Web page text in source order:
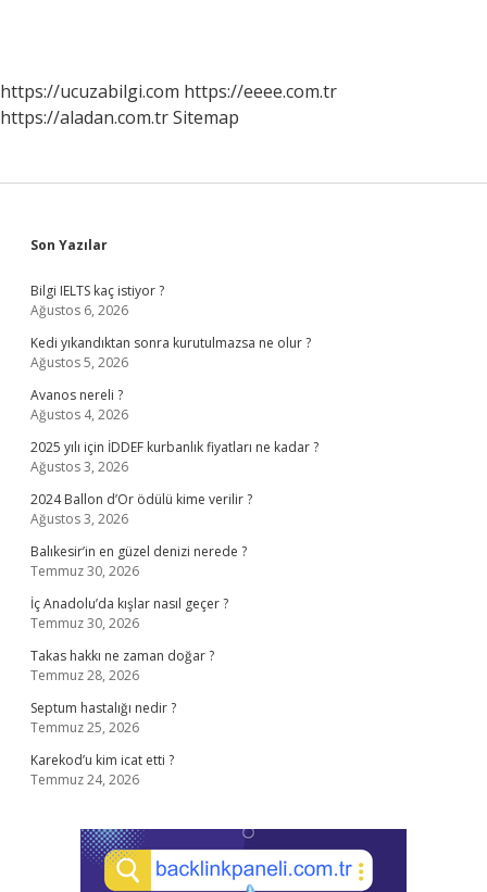
https://ucuzabilgi.com https://eeee.com.tr
https://aladan.com.trSitemap
Sidebar
Son Yazılar
Bilgi IELTS kaç istiyor ?
Ağustos 6, 2026
Kedi yıkandıktan sonra kurutulmazsa ne olur ?
Ağustos 5, 2026
Avanos nereli ?
Ağustos 4, 2026
2025 yılı için İDDEF kurbanlık fiyatları ne kadar ?
Ağustos 3, 2026
2024 Ballon d’Or ödülü kime verilir ?
Ağustos 3, 2026
Balıkesir’in en güzel denizi nerede ?
Temmuz 30, 2026
İç Anadolu’da kışlar nasıl geçer ?
Temmuz 30, 2026
Takas hakkı ne zaman doğar ?
Temmuz 28, 2026
Septum hastalığı nedir ?
Temmuz 25, 2026
Karekod’u kim icat etti ?
Temmuz 24, 2026